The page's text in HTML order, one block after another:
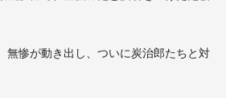
無惨が動き出し、ついに炭治郎たちと対